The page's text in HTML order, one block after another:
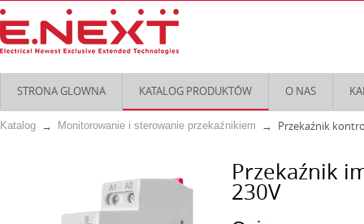
STRONA GLOWNA KATALOG PRODUKTÓW O NAS
Katalog Monitorowanie i sterowanie przekaźnikiem Przekaźnik
Przekaźnik
230V